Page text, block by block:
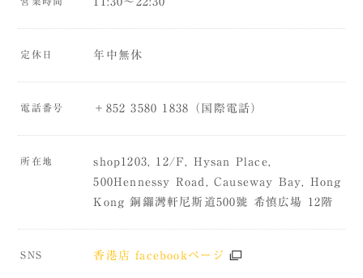
定休日 年中無休
電話番号 ＋852 3580 1838（国際電話）
所在地
shop1203, 12/F, Hysan Place,
500Hennessy Road, Causeway Bay, Hong
Kong 銅鑼灣軒尼斯道500號 希慎広場 12階
SNS 香港店 facebookページ